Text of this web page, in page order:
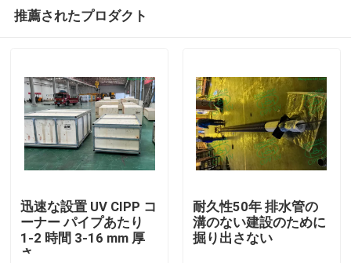
推薦されたプロダクト
迅速な設置 UV CIPP コ
ーナー パイプあたり
1-2 時間 3-16 mm 厚
さ
耐久性50年 排水管の
溝のない建設のために
掘り出さない